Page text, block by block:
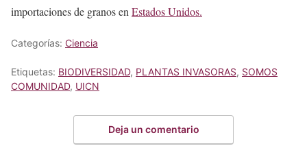
importaciones de granos en Estados Unidos.
Categorías: Ciencia
Etiquetas: BIODIVERSIDAD, PLANTAS INVASORAS, SOMOS
COMUNIDAD, UICN
Deja un comentario